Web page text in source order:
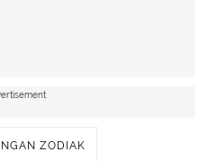
ZODIAK